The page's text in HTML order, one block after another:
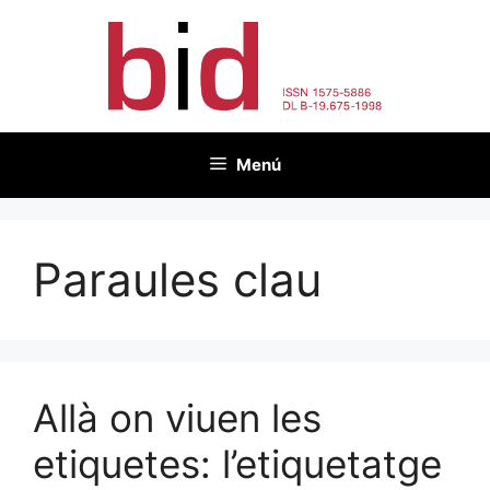
Menú
Paraules clau
Allà on viuen les
etiquetes: l’etiquetatge